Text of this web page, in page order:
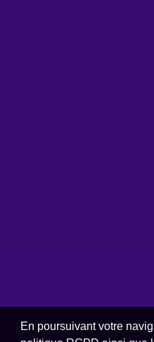
En poursuivant votre